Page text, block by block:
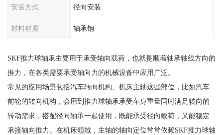
安装方式 径向安装
材料材质 轴承钢
SKF推力球轴承主要用于承受轴向载荷，也就是顺着轴承轴线方向的
推力，在各类需要承受轴向力的机械设备中应用广泛。
常见的应用场景包括汽车转向机构、机床主轴这些部位，比如汽车
前轮的转向机构，会用到推力球轴承承受车身重量同时满足转向的
转动需求，搭配径向轴承一起使用，既能承受径向载荷，又能稳定
承接轴向推力。在机床领域，主轴的轴向定位常常依赖SKF推力球轴